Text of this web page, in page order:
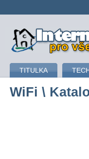
připojení k
TITULKA
WiFi \